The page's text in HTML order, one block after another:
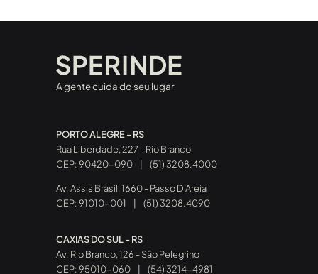
A gente cuida do seu lugar
PORTO ALEGRE - RS
Rua Liberdade, 227 - Rio Branco
CEP: 90420-090
(51) 3208.4000
Av. Assis Brasil, 1660 - Passo D’Areia
CEP: 91010-001
| (51) 3208.4090
CAXIAS DO SUL - RS
Av. Rio Branco, 126 - São Pelegrino
CEP: 95010-060
(54) 3214-4981